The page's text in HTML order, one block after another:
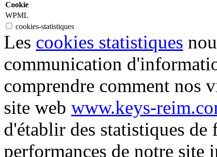
Cookie
WPML
cookies-statistiques
Les cookies statistiques
communication
comprendre comment nos
site web www.keys-
d'établir des statistiques
performances de notre site